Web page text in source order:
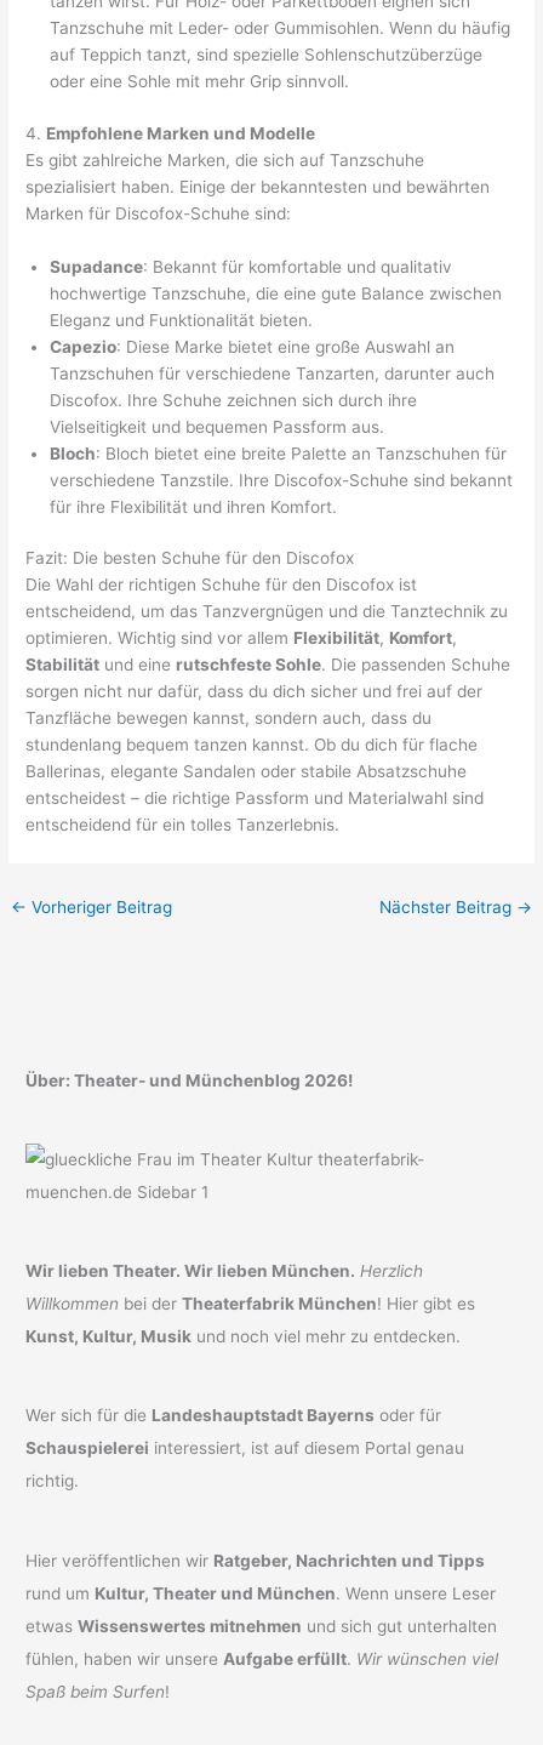
Tanzschuhe mit Leder- oder Gummisohlen. Wenn du häufig
auf Teppich tanzt, sind spezielle Sohlenschutzüberzüge
oder eine Sohle mit mehr Grip sinnvoll.
4. Empfohlene Marken und Modelle
Es gibt zahlreiche Marken, die sich auf Tanzschuhe
spezialisiert haben. Einige der bekanntesten und bewährten
Marken für Discofox-Schuhe sind:
Supadance: Bekannt für komfortable und qualitativ
hochwertige Tanzschuhe, die eine gute Balance zwischen
Eleganz und Funktionalität bieten.
Capezio: Diese Marke bietet eine große Auswahl an
Tanzschuhen für verschiedene Tanzarten, darunter auch
Discofox. Ihre Schuhe zeichnen sich durch ihre
Vielseitigkeit und bequemen Passform aus.
Bloch: Bloch bietet eine breite Palette an Tanzschuhen für
verschiedene Tanzstile. Ihre Discofox-Schuhe sind bekannt
für ihre Flexibilität und ihren Komfort.
Fazit: Die besten Schuhe für den Discofox
Die Wahl der richtigen Schuhe für den Discofox ist
entscheidend, um das Tanzvergnügen und die Tanztechnik zu
optimieren. Wichtig sind vor allem Flexibilität, Komfort,
Stabilität und eine rutschfeste Sohle. Die passenden Schuhe
sorgen nicht nur dafür, dass du dich sicher und frei auf der
Tanzfläche bewegen kannst, sondern auch, dass du
stundenlang bequem tanzen kannst. Ob du dich für flache
Ballerinas, elegante Sandalen oder stabile Absatzschuhe
entscheidest – die richtige Passform und Materialwahl sind
entscheidend für ein tolles Tanzerlebnis.
← Vorheriger Beitrag Nächster Beitrag →
Über: Theater- und Münchenblog 2026!
Wir lieben Theater. Wir lieben München. Herzlich
Willkommen bei derTheaterfabrik München! Hier gibt es
Kunst, Kultur, Musik und noch viel mehr zu entdecken.
Wer sich für die Landeshauptstadt Bayerns oder für
Schauspielerei interessiert, ist auf diesem Portal genau
richtig.
Hier veröffentlichen wir Ratgeber, Nachrichten und Tipps
rund um Kultur, Theater und München. Wenn unsere Leser
etwasWissenswertes mitnehmen und sich gut unterhalten
fühlen, haben wir unsere Aufgabe erfüllt. Wir wünschen viel
Spaß beim Surfen!